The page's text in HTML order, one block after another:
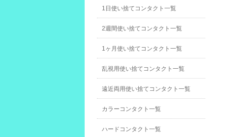
1日使い捨てコンタクト一覧
2週間使い捨てコンタクト一覧
1ヶ月使い捨てコンタクト一覧
乱視用使い捨てコンタクト一覧
遠近両用使い捨てコンタクト一覧
カラーコンタクト一覧
ハードコンタクト一覧